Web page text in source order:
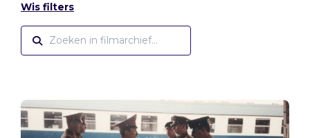
Wis filters